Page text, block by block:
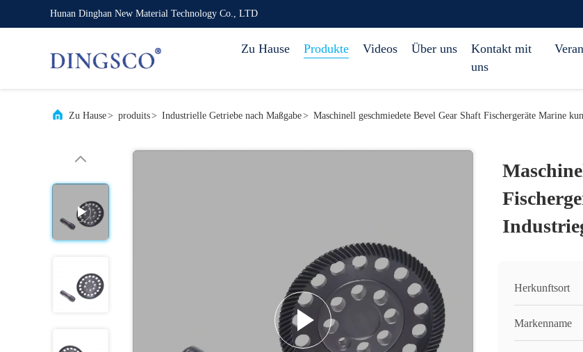
Hunan Dinghan New Material Technology Co., LTD
Zu Hause Produkte Videos Über uns
Kontakt mit
uns
Zu Hause> produits> Industrielle Getriebe nach Maßgabe> Maschinell geschmiedete Bevel Gear Shaft Fischergeräte Marine
Herkunftsort
Markenname